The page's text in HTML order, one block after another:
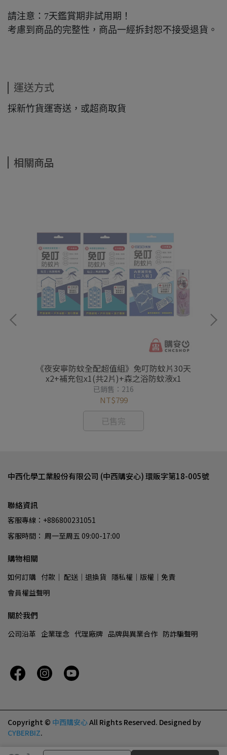
請注意：7天鑑賞期非試用期！
考慮到商品的完整性，商品一經拆封恕不接受退貨。
運送方式
採新竹貨運寄送，或超商取貨
相關商品
《夜安寧防蚊全配超值組》免叮防蚊片30天
x2+補充包x1(共2片)+森之浴防蚊液x1
已銷售：216
NT$799
已售完
中西化學工業股份有限公司 (中西購安心) 環販字第18-005號
聯絡資訊
客服專線：+886800231051
客服時間： 周一至周五 09:00-17:00
購物相關
如何訂購 付款│ 配送│退換貨 隱私權│版權│免責
會員權益聲明
關於我們
公司沿革 企業理念 代理廠牌 品牌與異業合作 防詐騙聲明
Copyright © 中西購安心All Rights Reserved. Designed by
CYBERBIZ.